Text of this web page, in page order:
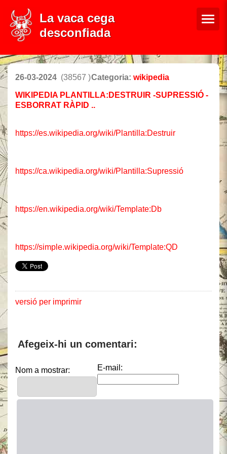
La vaca cega
desconfiada
26-03-2024 (38567 )Categoria: wikipedia
WIKIPEDIA PLANTILLA:DESTRUIR -SUPRESSIÓ -
ESBORRAT RÀPID ..
https://es.wikipedia.org/wiki/Plantilla:Destruir
https://ca.wikipedia.org/wiki/Plantilla:Supressió
https://en.wikipedia.org/wiki/Template:Db
https://simple.wikipedia.org/wiki/Template:QD
versió per imprimir
Afegeix-hi un comentari:
Nom a mostrar: E-mail: